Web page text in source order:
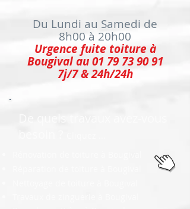
Du Lundi au Samedi de
8h00 à 20h00
Urgence fuite toiture à
Bougival au01 79 73 90 91
7j/7 & 24h/24h